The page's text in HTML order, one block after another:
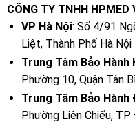
CÔNG TY TNHH HPMED
VP Hà Nội: Số 4/91
Liệt, Thành Phố Hà Nội
Trung Tâm Bảo Hành
Phường 10, Quận Tân
Trung Tâm Bảo Hành
Phường Liên Chiểu, TP